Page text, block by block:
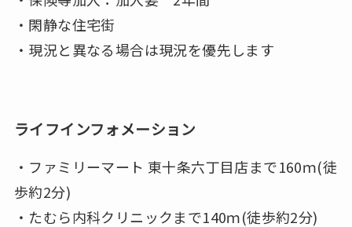
・閑静な住宅街
・現況と異なる場合は現況を優先します
ライフインフォメーション
・ファミリーマート 東十条六丁目店まで160ｍ(徒
歩約2分)
・たむら内科クリニックまで140ｍ(徒歩約2分)